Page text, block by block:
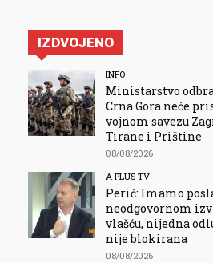
IZDVOJENO
INFO
Ministarstvo
Crna Gora neće
vojnom savezu
Tirane i Prištine
08/08/2026
A PLUS TV
Perić: Imamo
neodgovornom
vlašću, nijedna
nije blokirana
08/08/2026